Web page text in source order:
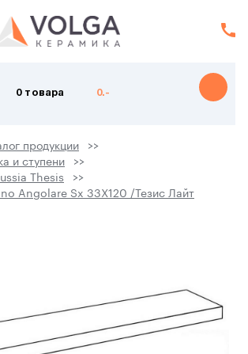
0 товара 0.-
продукции
и ступени
Thesis
Angolare Sx 33X120 /Тезис Лайт